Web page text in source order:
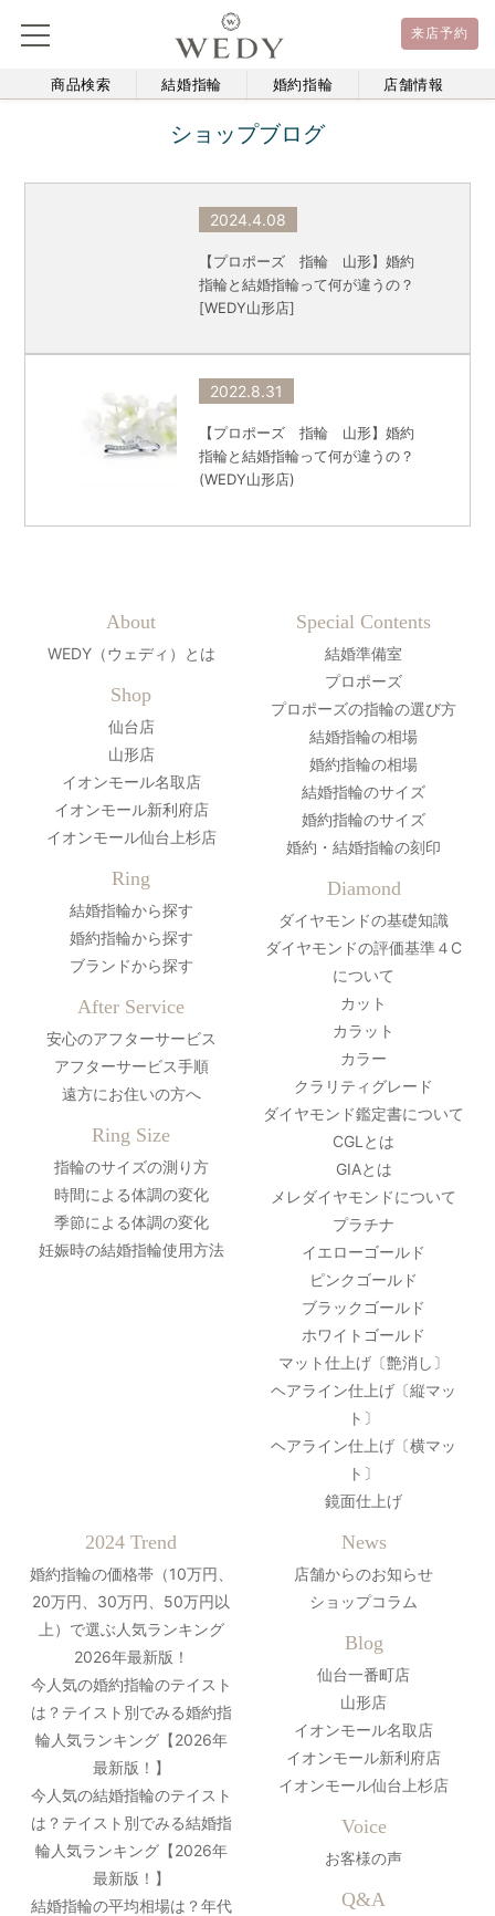
来店予約
商品検索 結婚指輪 婚約指輪 店舗情報
ショップブログ
2024.4.08
【プロポーズ 指輪 山形】婚約
指輪と結婚指輪って何が違うの？
[WEDY山形店]
2022.8.31
【プロポーズ 指輪 山形】婚約
指輪と結婚指輪って何が違うの？
(WEDY山形店)
About
WEDY（ウェディ）とは
Shop
仙台店
山形店
イオンモール名取店
イオンモール新利府店
イオンモール仙台上杉店
Ring
結婚指輪から探す
婚約指輪から探す
ブランドから探す
After Service
安心のアフターサービス
アフターサービス手順
遠方にお住いの方へ
Ring Size
指輪のサイズの測り方
時間による体調の変化
季節による体調の変化
妊娠時の結婚指輪使用方法
Special Contents
結婚準備室
プロポーズ
プロポーズの指輪の選び方
結婚指輪の相場
婚約指輪の相場
結婚指輪のサイズ
婚約指輪のサイズ
婚約・結婚指輪の刻印
Diamond
ダイヤモンドの基礎知識
ダイヤモンドの評価基準４C
について
カット
カラット
カラー
クラリティグレード
ダイヤモンド鑑定書について
CGLとは
GIAとは
メレダイヤモンドについて
プラチナ
イエローゴールド
ピンクゴールド
ブラックゴールド
ホワイトゴールド
マット仕上げ〔艶消し〕
ヘアライン仕上げ〔縦マッ
ト〕
ヘアライン仕上げ〔横マッ
ト〕
鏡面仕上げ
2024 Trend
婚約指輪の価格帯（10万円、
20万円、30万円、50万円以
上）で選ぶ人気ランキング
2026年最新版！
今人気の婚約指輪のテイスト
は？テイスト別でみる婚約指
輪人気ランキング【2026年
最新版！】
今人気の結婚指輪のテイスト
は？テイスト別でみる結婚指
輪人気ランキング【2026年
最新版！】
結婚指輪の平均相場は？年代
News
店舗からのお知らせ
ショップコラム
Blog
仙台一番町店
山形店
イオンモール名取店
イオンモール新利府店
イオンモール仙台上杉店
Voice
お客様の声
Q&A